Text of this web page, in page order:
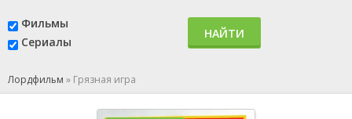
Фильмы
Сериалы
НАЙТИ
Лордфильм » Грязная игра